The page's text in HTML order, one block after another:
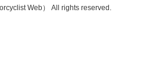
Web） All rights reserved.